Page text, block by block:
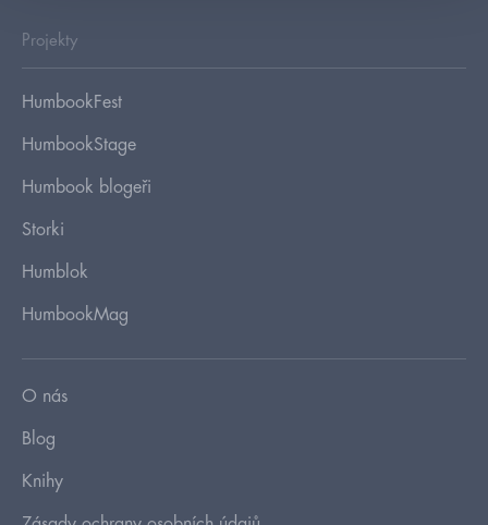
Projekty
HumbookFest
HumbookStage
Humbook blogeři
Storki
Humblok
HumbookMag
O nás
Blog
Knihy